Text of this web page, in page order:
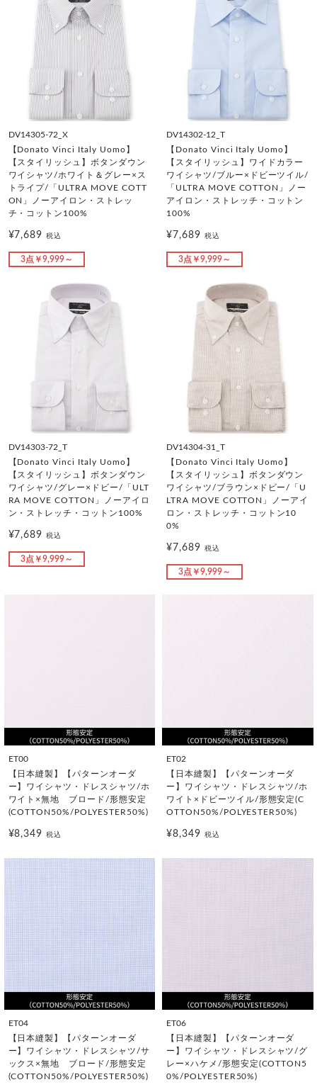
DV14305-72_X
【Donato Vinci Italy Uomo】
【スタイリッシュ】ボタンダウン
ワイシャツ/ホワイト＆グレー×ス
トライプ/「ULTRA MOVE COTT
ON」ノーアイロン・ストレッ
チ・コットン100%
¥7,689税込
3点￥9,999～
DV14302-12_T
【Donato Vinci Italy Uomo】
【スタイリッシュ】ワイドカラー
ワイシャツ/ブルー×ドビーツイル/
「ULTRA MOVE COTTON」ノー
アイロン・ストレッチ・コットン
100%
¥7,689 税込
3点￥9,999～
DV14303-72_T
【Donato Vinci Italy Uomo】
【スタイリッシュ】ボタンダウン
ワイシャツ/グレー×ドビー/「ULT
RA MOVE COTTON」ノーアイロ
ン・ストレッチ・コットン100%
¥7,689税込
3点￥9,999～
DV14304-31_T
【Donato Vinci Italy Uomo】
【スタイリッシュ】ボタンダウン
ワイシャツ/ブラウン×ドビー/「U
LTRA MOVE COTTON」ノーアイ
ロン・ストレッチ・コットン10
0%
¥7,689 税込
3点￥9,999～
ET00
【日本縫製】【パターンオーダ
ー】ワイシャツ・ドレスシャツ/ホ
ワイト×無地 ブロード/形態安定
(COTTON50%/POLYESTER50%)
¥8,349税込
ET02
【日本縫製】【パターンオーダ
ー】ワイシャツ・ドレスシャツ/ホ
ワイト×ドビーツイル/形態安定(C
OTTON50%/POLYESTER50%)
¥8,349 税込
ET04
【日本縫製】【パターンオーダ
ー】ワイシャツ・ドレスシャツ/サ
ックス×無地 ブロード/形態安定
(COTTON50%/POLYESTER50%)
ET06
【日本縫製】【パターンオーダ
ー】ワイシャツ・ドレスシャツ/グ
レー×ハケメ/形態安定(COTTON5
0%/POLYESTER50%)